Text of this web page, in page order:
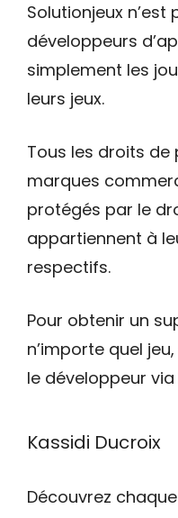
Solutionjeux n’est
développeurs
simplement les
leurs jeux.
Tous les droits de
marques
protégés par le
appartiennent à
respectifs.
Pour obtenir un
n’importe quel
le développeur via
Kassidi Ducroix
Découvrez